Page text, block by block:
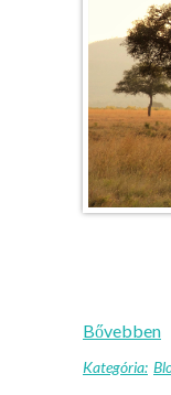
Bővebben
Kategória: